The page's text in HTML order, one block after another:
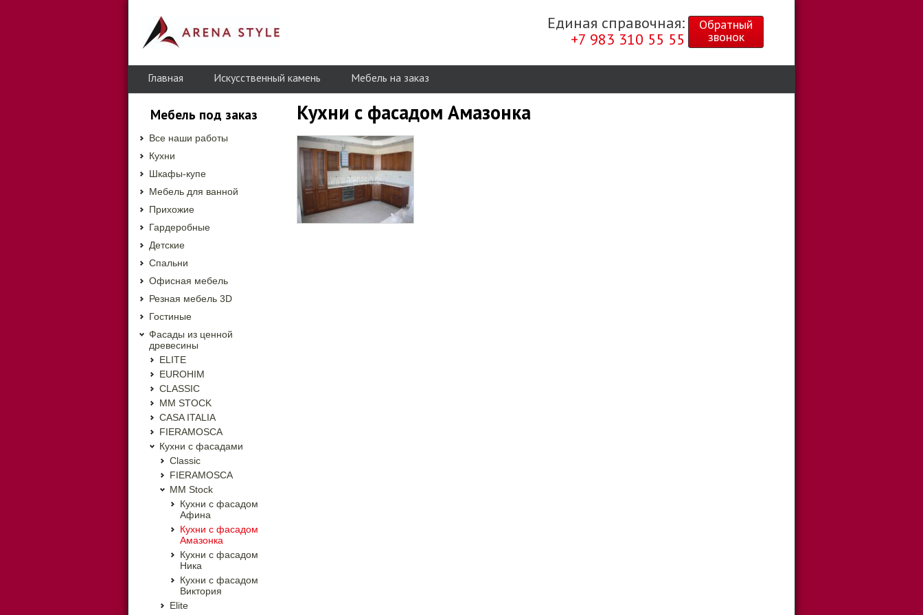
Обратный
звонок
Единая справочная:
+7 983 310 55 55
Главная Искусственный камень Мебель на заказ
Мебель под заказ
Все наши работы
Кухни
Шкафы-купе
Мебель для ванной
Прихожие
Гардеробные
Детские
Спальни
Офисная мебель
Резная мебель 3D
Гостиные
Фасады из ценной
древесины
ELITE
EUROHIM
CLASSIC
MM STOCK
CASA ITALIA
FIERAMOSCA
Кухни с фасадами
Classic
FIERAMOSCA
MM Stock
Кухни с фасадом
Афина
Кухни с фасадом
Амазонка
Кухни с фасадом
Ника
Кухни с фасадом
Виктория
Elite
Кухни с фасадом Амазонка